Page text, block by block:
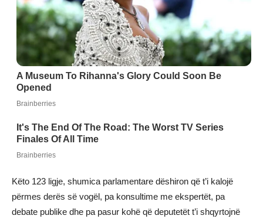
Këto 123 ligje, shumica parlamentare dëshiron që t’i kalojë
përmes derës së vogël, pa konsultime me ekspertët, pa
debate publike dhe pa pasur kohë që deputetët t’i shqyrtojnë